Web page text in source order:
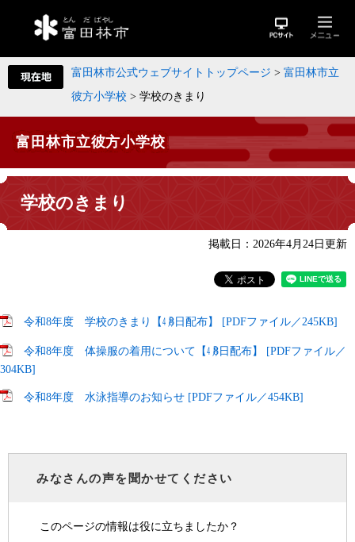
富田林市公式ウェブサイトトップページ > 富田林市立
彼方小学校 > 学校のきまり
富田林市立彼方小学校
学校のきまり
掲載日：2026年4月24日更新
令和8年度 学校のきまり【㋃8日配布】 [PDFファイル／245KB]
令和8年度 体操服の着用について【㋃8日配布】 [PDFファイル／
304KB]
令和8年度 水泳指導のお知らせ [PDFファイル／454KB]
みなさんの声を聞かせてください
このページの情報は役に立ちましたか？